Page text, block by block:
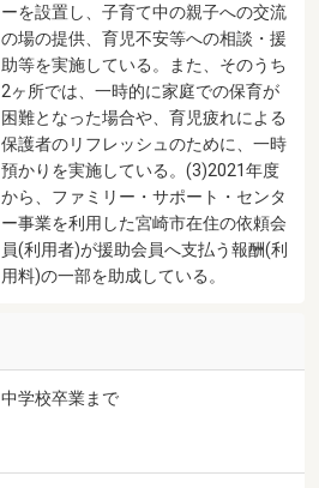
ーを設置し、子育て中の親子への交流
の場の提供、育児不安等への相談・援
助等を実施している。また、そのうち
2ヶ所では、一時的に家庭での保育が
困難となった場合や、育児疲れによる
保護者のリフレッシュのために、一時
預かりを実施している。(3)2021年度
から、ファミリー・サポート・センタ
ー事業を利用した宮崎市在住の依頼会
員(利用者)が援助会員へ支払う報酬(利
用料)の一部を助成している。
中学校卒業まで